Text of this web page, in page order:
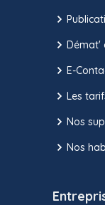
Démat'
E-
Les
Nos
Nos